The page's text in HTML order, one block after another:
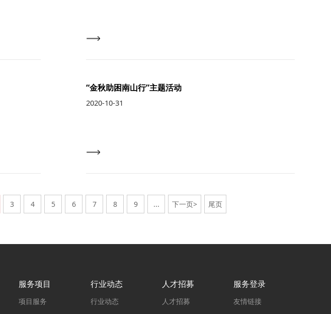
“金秋助困南山行”主题活动
2020-10-31
3 4 5 6 7 8 9 ... 下一页> 尾页
服务项目
项目服务
行业动态
行业动态
人才招募
人才招募
服务登录
友情链接